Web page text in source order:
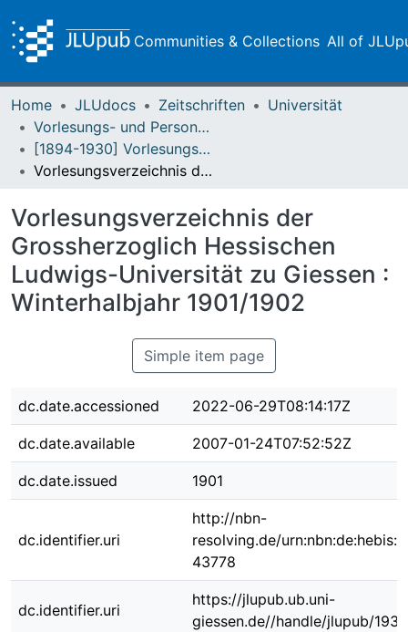
Communities & Collections All of
Home JLUdocs Zeitschriften
Universität
Vorlesungs- und Personalverzeichnis / Justus-Liebig-Universität Gießen
[1894-1930] Vorlesungsverzeichnis / Hessische Ludwigs-Universität zu Giessen
Vorlesungsverzeichnis der Grossherzoglich Hessischen Ludwigs-Universität zu Giessen : Winterhalbjahr 1901/1902
Vorlesungsverzeichnis der
Grossherzoglich Hessischen
Ludwigs-Universität zu Giessen :
Winterhalbjahr 1901/1902
Simple item page
dc.date.accessioned 2022-06-29T08:14:17Z
dc.date.available 2007-01-24T07:52:52Z
dc.date.issued 1901
dc.identifier.uri
http://nbn-
resolving.de/
43778
dc.identifier.uri
https://jlupub.ub.uni-
giessen.de//handle/jlupub/1930